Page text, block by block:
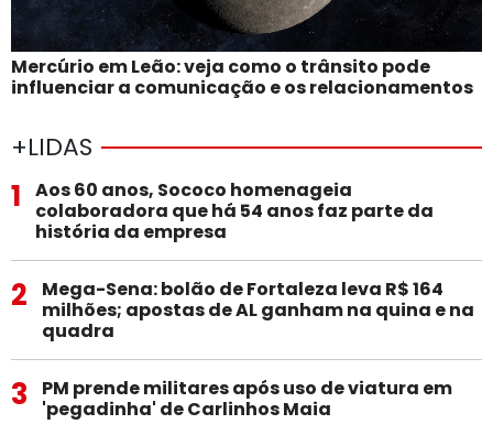
Mercúrio em Leão: veja como o trânsito pode
influenciar a comunicação e os relacionamentos
+LIDAS
1
Aos 60 anos, Sococo homenageia
colaboradora que há 54 anos faz parte da
história da empresa
2
Mega-Sena: bolão de Fortaleza leva R$ 164
milhões; apostas de AL ganham na quina e na
quadra
3
PM prende militares após uso de viatura em
'pegadinha' de Carlinhos Maia